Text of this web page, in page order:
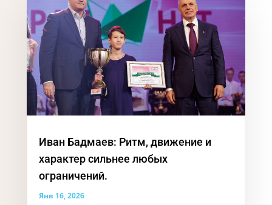
Иван Бадмаев: Ритм, движение и
характер сильнее любых
ограничений.
Янв 16, 2026